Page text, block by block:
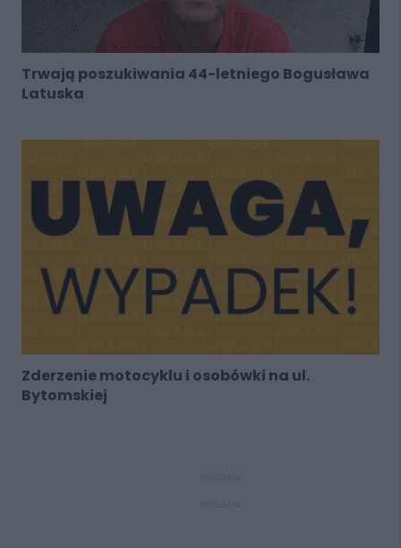
Trwają poszukiwania 44-letniego Bogusława
Latuska
Zderzenie motocyklu i osobówki na ul.
Bytomskiej